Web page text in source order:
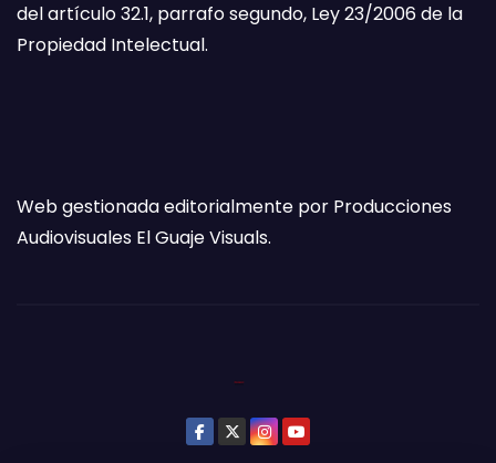
del artículo 32.1, parrafo segundo, Ley 23/2006 de la
Propiedad Intelectual.
Web gestionada editorialmente por Producciones
Audiovisuales El Guaje Visuals.